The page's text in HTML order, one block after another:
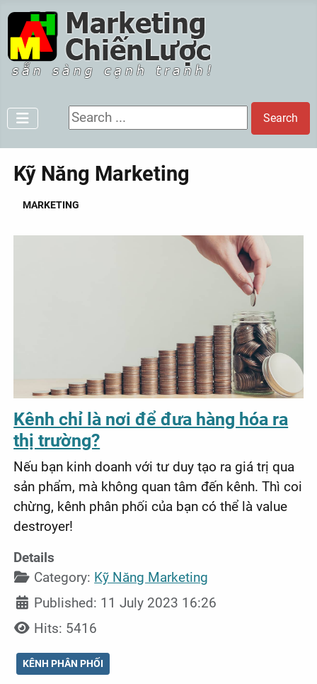
Search ... Search
Kỹ Năng Marketing
MARKETING
Kênh chỉ là nơi để đưa hàng hóa ra
thị trường?
Nếu bạn kinh doanh với tư duy tạo ra giá trị qua
sản phẩm, mà không quan tâm đến kênh. Thì coi
chừng, kênh phân phối của bạn có thể là value
destroyer!
Details
Category: Kỹ Năng Marketing
Published: 11 July 2023 16:26
Hits: 5416
KÊNH PHÂN PHỐI